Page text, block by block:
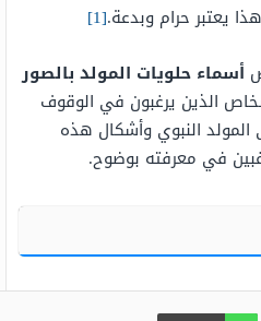
يعتبر حرام وبدعة.[1]
أسماء حلويات المولد بالصور
الذين يرغبون في الوقوف
النبوي وأشكال هذه
في معرفته بوضوح.